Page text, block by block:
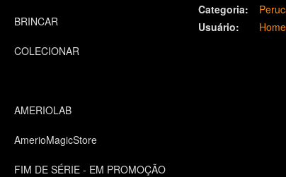
BRINCAR
COLECIONAR
AMERIOLAB
AmerioMagicStore
FIM DE SÉRIE - EM PROMOÇÃO
Categoria:
Usuário: